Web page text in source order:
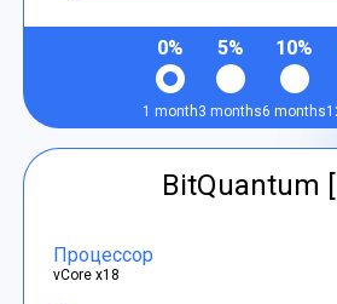
0%
1 month
5%
3 months
10%
6 months
BitQuantum
Процессор
vCore x18